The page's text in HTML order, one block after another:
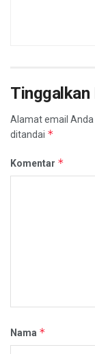
Tinggalkan
Alamat email Anda
ditandai *
Komentar *
Nama *